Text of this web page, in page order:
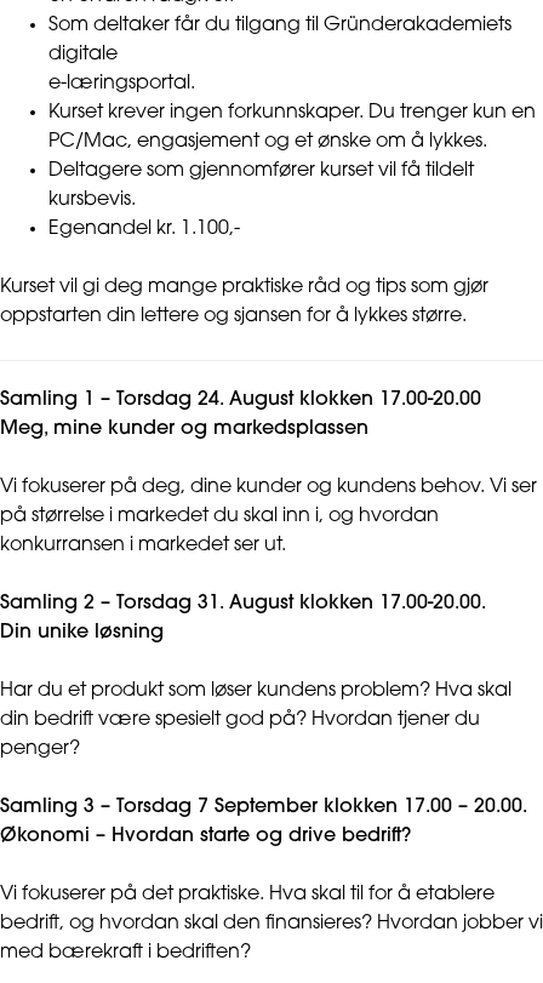
Som deltaker får du tilgang til Gründerakademiets
digitale
e-læringsportal.
Kurset krever ingen forkunnskaper. Du trenger kun en
PC/Mac, engasjement og et ønske om å lykkes.
Deltagere som gjennomfører kurset vil få tildelt
kursbevis.
Egenandel kr. 1.100,-
Kurset vil gi deg mange praktiske råd og tips som gjør
oppstarten din lettere og sjansen for å lykkes større.
Samling 1 – Torsdag 24. August klokken 17.00-20.00
Meg, mine kunder og markedsplassen
Vi fokuserer på deg, dine kunder og kundens behov. Vi ser
på størrelse i markedet du skal inn i, og hvordan
konkurransen i markedet ser ut.
Samling 2 – Torsdag 31. August klokken 17.00-20.00.
Din unike løsning
Har du et produkt som løser kundens problem? Hva skal
din bedrift være spesielt god på? Hvordan tjener du
penger?
Samling 3 – Torsdag 7 September klokken 17.00 – 20.00.
Økonomi – Hvordan starte og drive bedrift?
Vi fokuserer på det praktiske. Hva skal til for å etablere
bedrift, og hvordan skal den finansieres? Hvordan jobber vi
med bærekraft i bedriften?